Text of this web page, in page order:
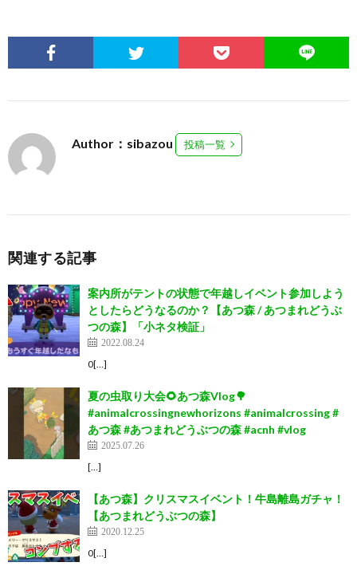
Author：sibazou 投稿一覧
関連する記事
案内所がテントの状態で年越しイベント参加しよう
としたらどうなるのか？【あつ森 / あつまれどうぶ
つの森】「小ネタ検証」
2022.08.24
0[…]
夏の虫取り大会🌻あつ森Vlog🌳
#animalcrossingnewhorizons #animalcrossing #
あつ森 #あつまれどうぶつの森 #acnh #vlog
2025.07.26
[…]
【あつ森】クリスマスイベント！牛島離島ガチャ！
【あつまれどうぶつの森】
2020.12.25
0[…]